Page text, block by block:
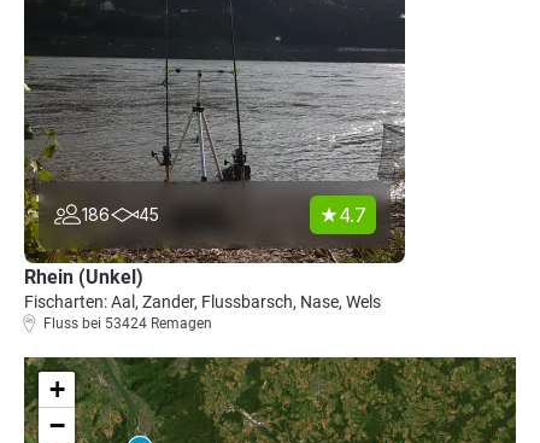
186 45 4.7
Rhein (Unkel)
Fischarten: Aal, Zander, Flussbarsch, Nase, Wels
Fluss bei 53424 Remagen
+
−